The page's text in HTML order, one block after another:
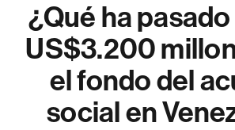
¿Qué ha
US$3.200
el fondo del
social en